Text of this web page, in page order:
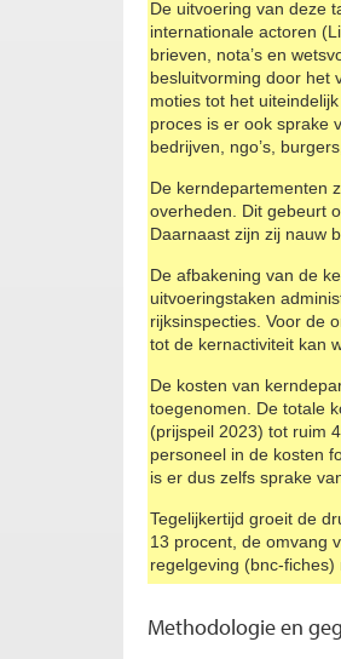
De uitvoering van deze
internationale actoren
brieven, nota’s en
besluitvorming door het
moties tot het
proces is er ook sprake
bedrijven, ngo’s,
De kerndepartementen
overheden. Dit gebeurt
Daarnaast zijn zij nauw
De afbakening van de
uitvoeringstaken
rijksinspecties. Voor de
tot de kernactiviteit kan
De kosten van
toegenomen. De totale
(prijspeil 2023) tot ruim
personeel in de kosten
is er dus zelfs sprake
Tegelijkertijd groeit de
13 procent, de omvang
regelgeving (bnc-fiches)
Methodologie en